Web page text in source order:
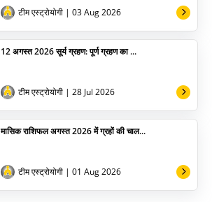
टीम एस्ट्रोयोगी | 03 Aug 2026
12 अगस्त 2026 सूर्य ग्रहण: पूर्ण ग्रहण का ...
टीम एस्ट्रोयोगी | 28 Jul 2026
मासिक राशिफल अगस्त 2026 में ग्रहों की चाल...
टीम एस्ट्रोयोगी | 01 Aug 2026